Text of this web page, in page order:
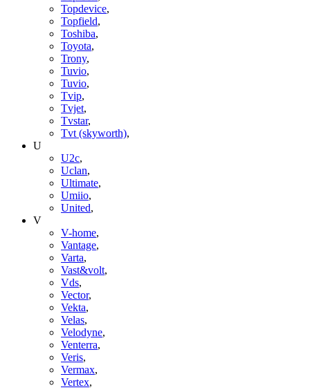
Topdevice,
Topfield,
Toshiba,
Toyota,
Trony,
Tuvio,
Tuvio,
Tvip,
Tvjet,
Tvstar,
Tvt (skyworth),
U
U2c,
Uclan,
Ultimate,
Umiio,
United,
V
V-home,
Vantage,
Varta,
Vast&volt,
Vds,
Vector,
Vekta,
Velas,
Velodyne,
Venterra,
Veris,
Vermax,
Vertex,